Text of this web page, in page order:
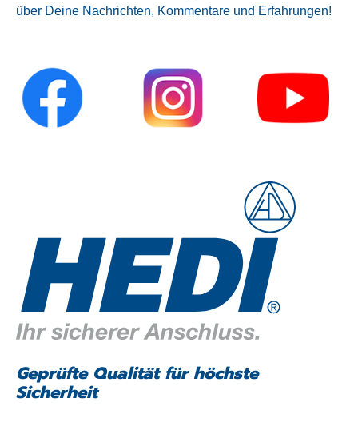
über Deine Nachrichten, Kommentare und Erfahrungen!
Geprüfte Qualität für höchste
Sicherheit